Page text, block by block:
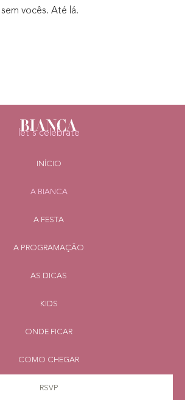
vocês. Até lá.
let's celebrate
INÍCIO
A BIANCA
A FESTA
A PROGRAMAÇÃO
AS DICAS
KIDS
ONDE FICAR
COMO CHEGAR
RSVP